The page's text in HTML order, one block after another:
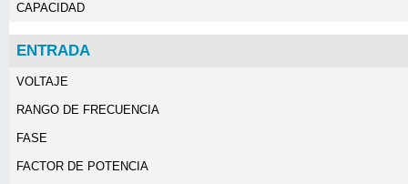
CAPACIDAD
ENTRADA
VOLTAJE
RANGO DE FRECUENCIA
FASE
FACTOR DE POTENCIA